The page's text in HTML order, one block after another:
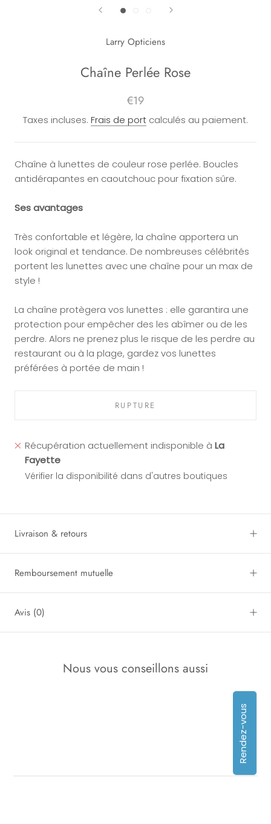
Rendez-vous
Larry Opticiens
Chaîne Perlée Rose
€19
Taxes incluses. Frais de port calculés au paiement.
Chaîne à lunettes de couleur rose perlée. Boucles
antidérapantes en caoutchouc pour fixation sûre.
Ses avantages
Très confortable et légère, la chaîne apportera un
look original et tendance. De nombreuses célébrités
portent les lunettes avec une chaîne pour un max de
style !
La chaîne protègera vos lunettes : elle garantira une
protection pour empêcher des les abîmer ou de les
perdre. Alors ne prenez plus le risque de les perdre au
restaurant ou à la plage, gardez vos lunettes
préférées à portée de main !
RUPTURE
Récupération actuellement indisponible à La
Fayette
Vérifier la disponibilité dans d'autres boutiques
Livraison & retours
Remboursement mutuelle
Avis (0)
Nous vous conseillons aussi